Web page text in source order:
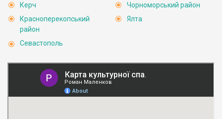
Керч
Красноперекопський
район
Севастополь
Чорноморський район
Ялта